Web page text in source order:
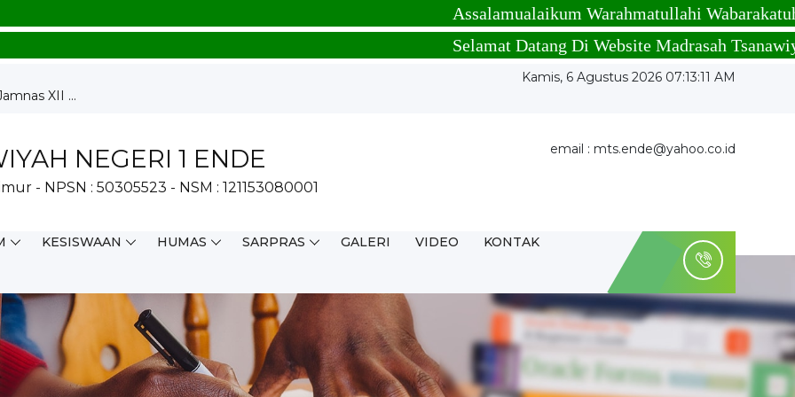
Assalamualaikum Warahmatullahi Wabarakatuh
Selamat Datang Di Website Madrasah Tsanawiyah
XII ...
Melalui...
Mendala...
Madrasa...
Kamis, 6 Agustus 2026 07:13:12 AM
NEGERI 1 ENDE
- NPSN : 50305523 - NSM : 121153080001
email : mts.ende@yahoo.co.id
KESISWAAN HUMAS SARPRAS GALERI VIDEO KONTAK